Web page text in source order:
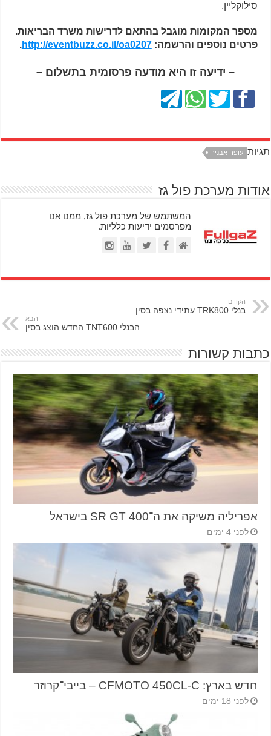
סילוקליין.
מספר המקומות מוגבל בהתאם לדרישות משרד הבריאות.
פרטים נוספים והרשמה:http://eventbuzz.co.il/oa0207
.
– ידיעה זו היא מודעה פרסומית בתשלום –
תגיות עופר-אבניר
אודות מערכת פול גז
המשתמש של מערכת פול גז, ממנו אנו
מפרסמים ידיעות כלליות.
הקודם
בנלי TRK800 עתידי נצפה בסין
הבא
הבנלי TNT600 החדש הוצג בסין
כתבות קשורות
אפריליה משיקה את ה־SR GT 400 בישראל
לפני 4 ימים
חדש בארץ: CFMOTO 450CL-C – בייבי־קרוזר
לפני 18 ימים